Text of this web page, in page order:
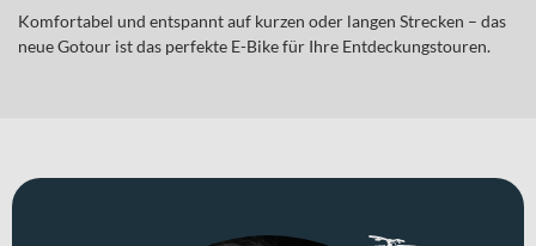
Komfortabel und entspannt auf kurzen oder langen Strecken – das
neue Gotour ist das perfekte E-Bike für Ihre Entdeckungstouren.